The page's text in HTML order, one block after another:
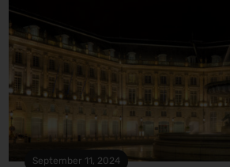
September 11, 2024